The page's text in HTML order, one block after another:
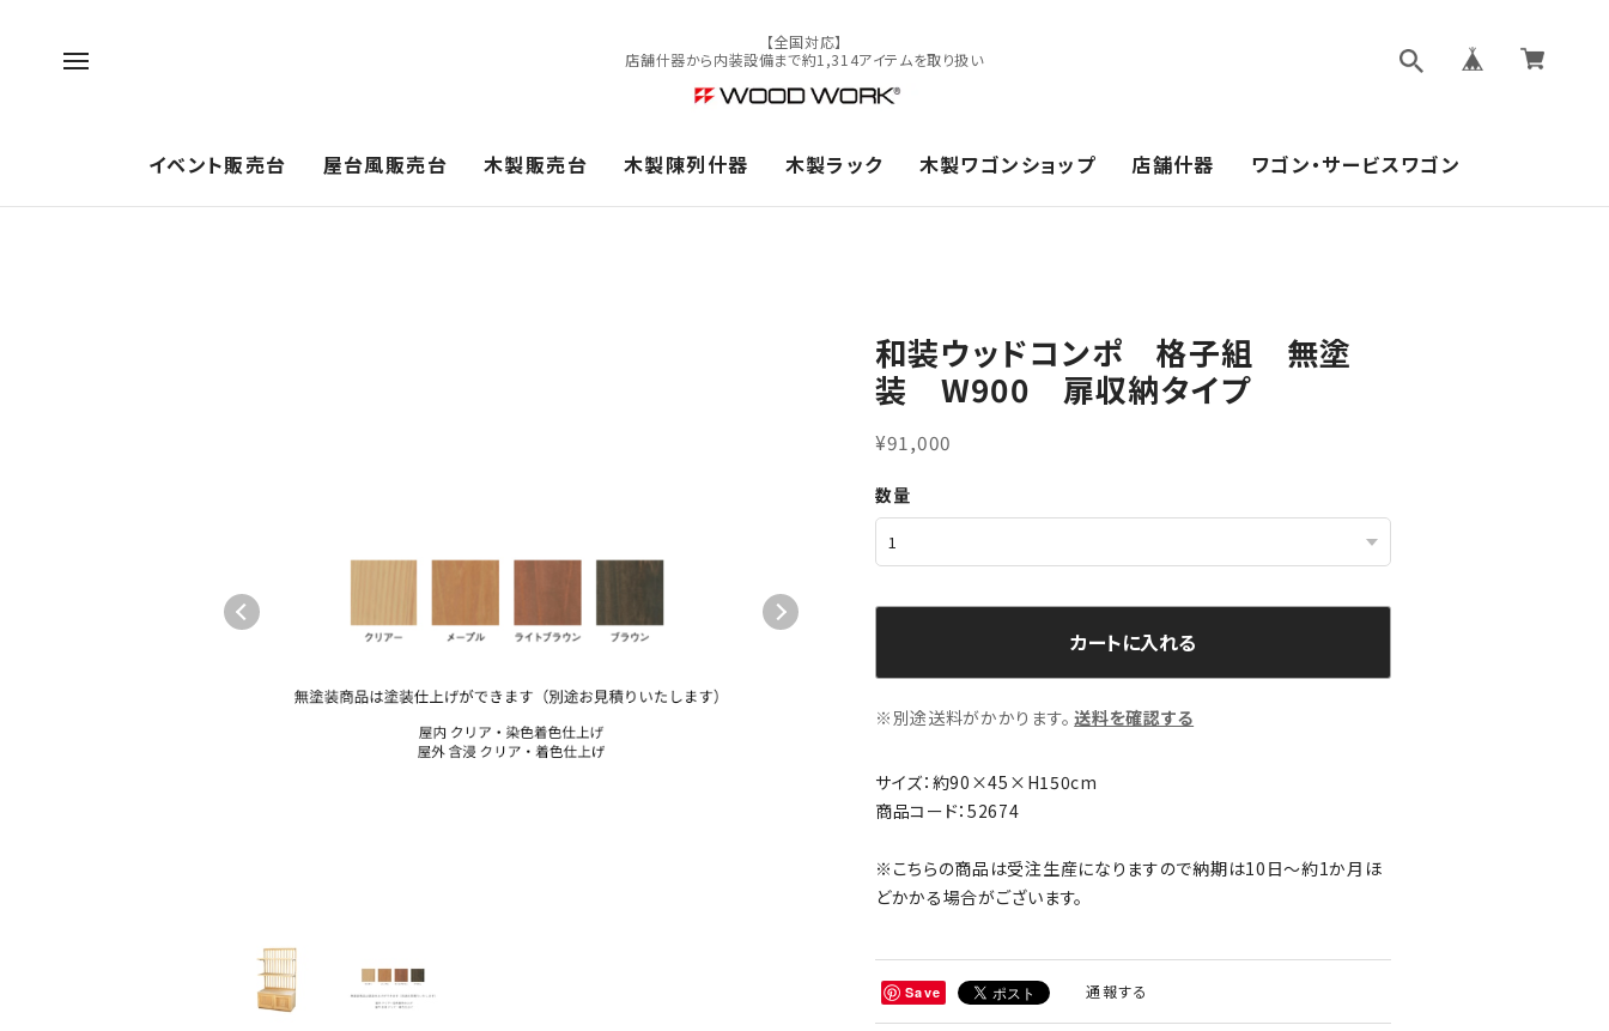
【全国対応】
店舗什器から内装設備まで約1,314アイテムを取り扱い
イベント販売台 屋台風販売台 木製販売台 木製陳列什器 木製ラック 木製ワゴンショップ 店舗什器 ワゴン・サービスワゴン
和装ウッドコンポ 格子組 無塗
装 W900 扉収納タイプ
¥91,000
数量
カートに入れる
※別途送料がかかります。 送料を確認する
サイズ：約90×45×H150cm
商品コード：52674
※こちらの商品は受注生産になりますので納期は10日～約1か月ほ
どかかる場合がございます。
Save 通報する